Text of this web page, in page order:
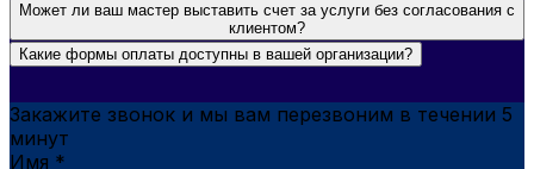
Может ли ваш мастер выставить счет за услуги без согласования с
клиентом?
Какие формы оплаты доступны в вашей организации?
Закажите звонок и мы вам перезвоним в течении 5
минут
Имя *